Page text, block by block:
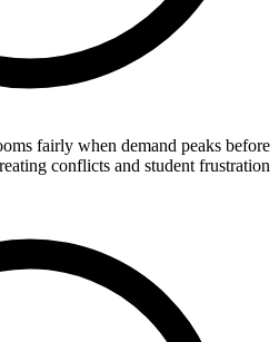
fairly when demand peaks before
conflicts and student frustration